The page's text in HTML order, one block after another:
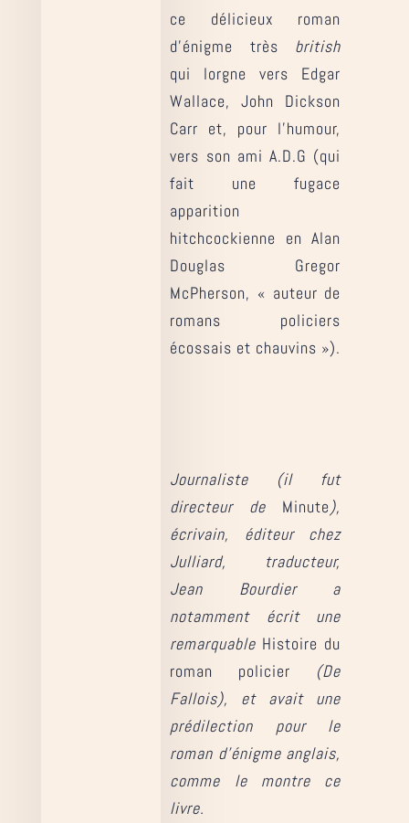
ce délicieux roman
d’énigme très british
qui lorgne vers Edgar
Wallace, John Dickson
Carr et, pour l’humour,
vers son ami A.D.G (qui
fait une fugace
apparition
hitchcockienne en Alan
Douglas Gregor
McPherson, « auteur de
romans policiers
écossais et chauvins »).
Journaliste (il fut
directeur de Minute),
écrivain, éditeur chez
Julliard, traducteur,
Jean Bourdier a
notamment écrit une
remarquable Histoire du
roman policier (De
Fallois), et avait une
prédilection pour le
roman d’énigme anglais,
comme le montre ce
livre.